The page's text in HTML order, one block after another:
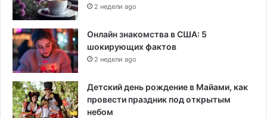
2 недели ago
Онлайн знакомства в США: 5
шокирующих фактов
2 недели ago
Детский день рождение в Майами, как
провести праздник под открытым
небом